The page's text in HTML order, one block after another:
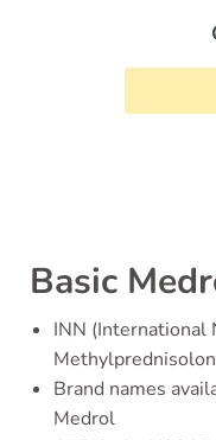
Basic
INN (International
Brand names
Medrol